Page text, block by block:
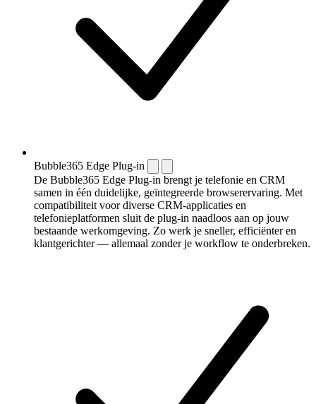
Bubble365 Edge Plug-in
De Bubble365 Edge Plug-in brengt je telefonie en CRM
samen in één duidelijke, geïntegreerde browserervaring. Met
compatibiliteit voor diverse CRM-applicaties en
telefonieplatformen sluit de plug-in naadloos aan op jouw
bestaande werkomgeving. Zo werk je sneller, efficiënter en
klantgerichter — allemaal zonder je workflow te onderbreken.